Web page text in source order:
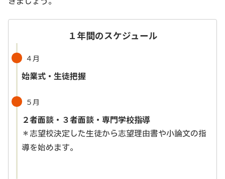
１年間のスケジュール
４月
始業式・生徒把握
５月
２者面談・３者面談・専門学校指導
＊志望校決定した生徒から志望理由書や小論文の指
導を始めます。